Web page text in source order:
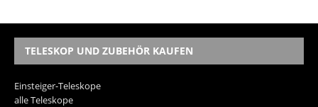
TELESKOP UND ZUBEHÖR KAUFEN
Einsteiger-Teleskope
alle Teleskope